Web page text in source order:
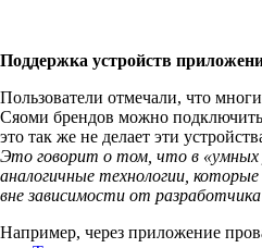
Поддержка устройств
Пользователи отмечали, что
Сяоми брендов можно
это так же не делает эти
Это говорит о том, что в «умных
аналогичные технологии,
вне зависимости от
Например, через приложение